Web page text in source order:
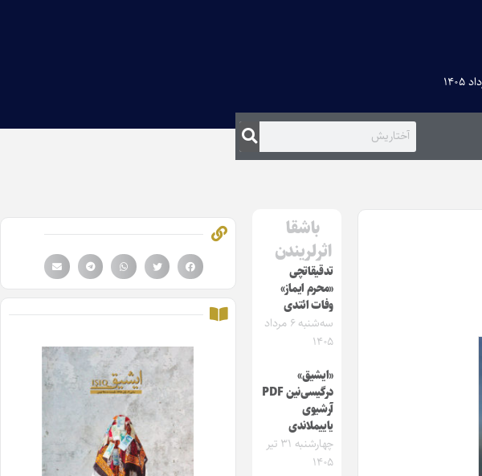
باشقا
اثرلریندن
تدقیقاتچی
«محرم ایماز»
وفات ائتدی
سه‌شنبه ۶ مرداد
۱۴۰۵
«ایشیق»
درگیسی‌نین PDF
آرشیوی
یاییملاندی
چهارشنبه ۳۱ تیر
۱۴۰۵